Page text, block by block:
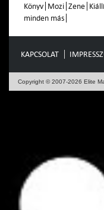
Könyv Mozi Zene
minden más
KAPCSOLAT
Copyright © 2007-2026 Elite